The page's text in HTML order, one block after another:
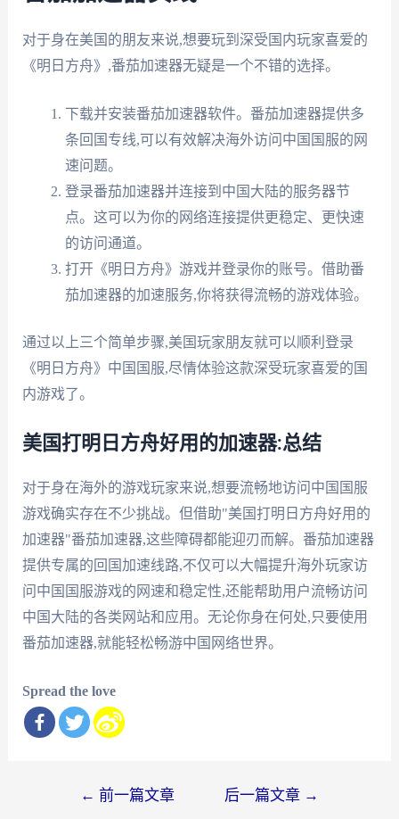
对于身在美国的朋友来说,想要玩到深受国内玩家喜爱的
《明日方舟》,番茄加速器无疑是一个不错的选择。
下载并安装番茄加速器软件。番茄加速器提供多
条回国专线,可以有效解决海外访问中国国服的网
速问题。
登录番茄加速器并连接到中国大陆的服务器节
点。这可以为你的网络连接提供更稳定、更快速
的访问通道。
打开《明日方舟》游戏并登录你的账号。借助番
茄加速器的加速服务,你将获得流畅的游戏体验。
通过以上三个简单步骤,美国玩家朋友就可以顺利登录
《明日方舟》中国国服,尽情体验这款深受玩家喜爱的国
内游戏了。
美国打明日方舟好用的加速器:总结
对于身在海外的游戏玩家来说,想要流畅地访问中国国服
游戏确实存在不少挑战。但借助"美国打明日方舟好用的
加速器"番茄加速器,这些障碍都能迎刃而解。番茄加速器
提供专属的回国加速线路,不仅可以大幅提升海外玩家访
问中国国服游戏的网速和稳定性,还能帮助用户流畅访问
中国大陆的各类网站和应用。无论你身在何处,只要使用
番茄加速器,就能轻松畅游中国网络世界。
Spread the love
← 前一篇文章 后一篇文章 →